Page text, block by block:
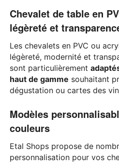
Chevalet de table en
légèreté et
Les chevalets en PVC ou
légèreté, modernité et
sont particulièrement
haut de gamme souhaitant
dégustation ou cartes des
Modèles
couleurs
Etal Shops propose de
personnalisation pour vos